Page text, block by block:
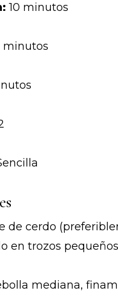
10 minutos
minutos
de cerdo
en trozos
mediana,